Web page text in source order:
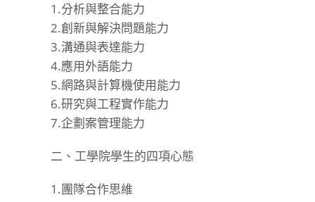
1.分析與整合能力
2.創新與解決問題能力
3.溝通與表達能力
4.應用外語能力
5.網路與計算機使用能力
6.研究與工程實作能力
7.企劃案管理能力
二、工學院學生的四項心態
1.團隊合作思維